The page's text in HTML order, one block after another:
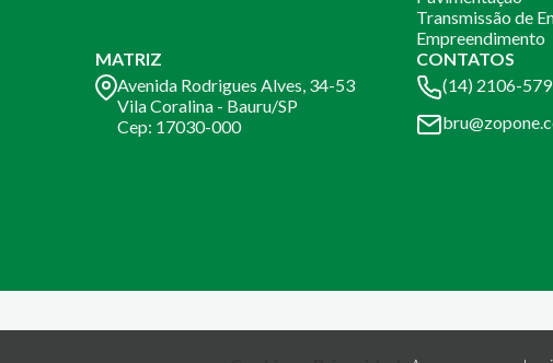
Transmissão de
Empreendimento
MATRIZ
Avenida Rodrigues Alves, 34-53
Vila Coralina - Bauru/SP
Cep: 17030-000
CONTATOS
(14) 2106-